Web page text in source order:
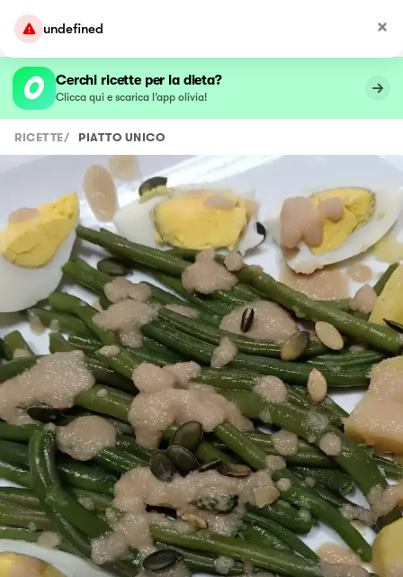
undefined
Cerchi ricette per la dieta?
Clicca qui e scarica l’app olivia!
RICETTE/ PIATTO UNICO